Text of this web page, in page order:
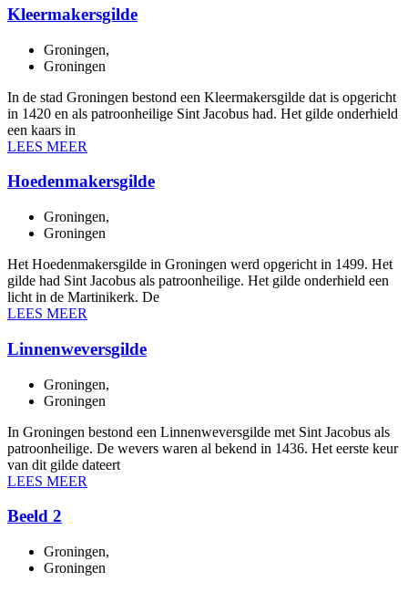
Kleermakersgilde
Groningen,
Groningen
In de stad Groningen bestond een Kleermakersgilde dat is opgericht
in 1420 en als patroonheilige Sint Jacobus had. Het gilde onderhield
een kaars in
LEES MEER
Hoedenmakersgilde
Groningen,
Groningen
Het Hoedenmakersgilde in Groningen werd opgericht in 1499. Het
gilde had Sint Jacobus als patroonheilige. Het gilde onderhield een
licht in de Martinikerk. De
LEES MEER
Linnenweversgilde
Groningen,
Groningen
In Groningen bestond een Linnenweversgilde met Sint Jacobus als
patroonheilige. De wevers waren al bekend in 1436. Het eerste keur
van dit gilde dateert
LEES MEER
Beeld 2
Groningen,
Groningen